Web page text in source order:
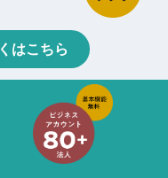
はこちら